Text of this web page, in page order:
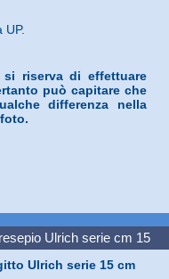
riserva di effettuare
può capitare che
differenza nella
Ulrich serie cm 15
Ulrich serie 15 cm